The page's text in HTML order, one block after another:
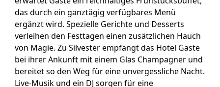
das durch ein ganztägig verfügbares Menü
ergänzt wird. Spezielle Gerichte und Desserts
verleihen den Festtagen einen zusätzlichen Hauch
von Magie. Zu Silvester empfängt das Hotel Gäste
bei ihrer Ankunft mit einem Glas Champagner und
bereitet so den Weg für eine unvergessliche Nacht.
Live-Musik und ein DJ sorgen für eine